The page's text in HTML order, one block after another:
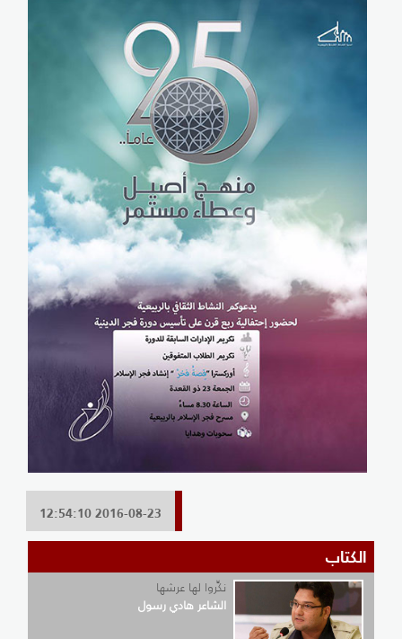
2016-08-23 12:54:10
الكتاب
نكِّروا لها عرشها
الشاعر هادي رسول